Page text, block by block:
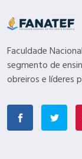
Faculdade
segmento de
obreiros e líderes